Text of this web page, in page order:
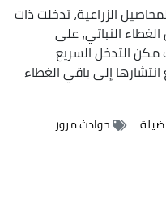
الزراعية، تدخلت ذات
حريقا من الغطاء النباتي، على
التدخل السريع
إلى باقي الغطاء
حوادث مرور